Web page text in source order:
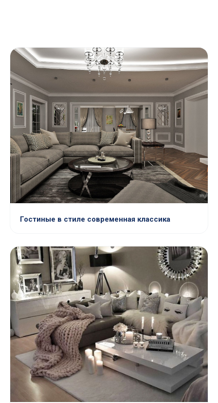
Гостиные в стиле современная классика